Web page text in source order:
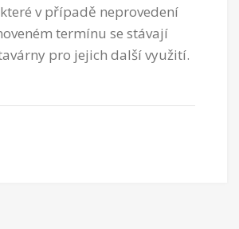
které v případě neprovedení
termínu se stávají
pro jejich další využití.